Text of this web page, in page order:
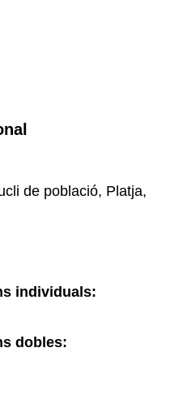
de població, Platja,
individuals:
dobles: